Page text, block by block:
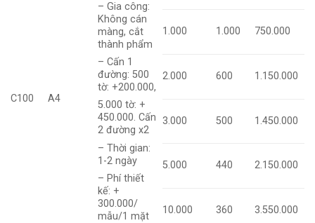
C100 A4
– Gia công:
Không cán
màng, cắt
thành phẩm
– Cấn 1
đường: 500
tờ: +200.000,
5.000 tờ: +
450.000. Cấn
2 đường x2
– Thời gian:
1-2 ngày
– Phí thiết
kế: +
300.000/
mẫu/1 mặt
1.000 1.000 750.000
2.000 600 1.150.000
3.000 500 1.450.000
5.000 440 2.150.000
10.000 360 3.550.000